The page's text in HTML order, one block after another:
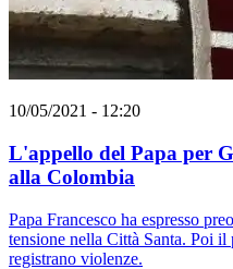
10/05/2021 - 12:20
L'appello del Papa per
alla Colombia
Papa Francesco ha espresso
tensione nella Città Santa. Poi
registrano violenze.